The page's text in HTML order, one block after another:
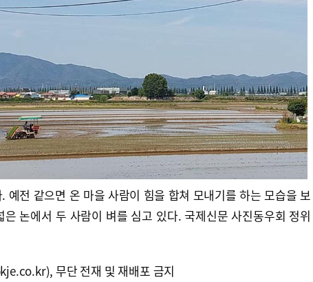
예전 같으면 온 마을 사람이 힘을 합쳐 모내기를 하는 모습을 보
논에서 두 사람이 벼를 심고 있다. 국제신문 사진동우회 정위
무단 전재 및 재배포 금지